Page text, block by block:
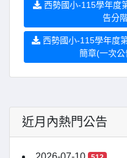
西勢國小-115學年度
告分
西勢國小-115學年度
簡章(一次
近月內熱門公告